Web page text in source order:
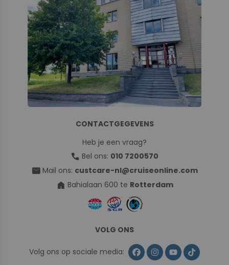
CONTACTGEGEVENS
Heb je een vraag?
call Bel ons: 010 7200570
mail Mail ons: custcare-nl@cruiseonline.com
home Bahialaan 600 te Rotterdam
VOLG ONS
Volg ons op sociale media: